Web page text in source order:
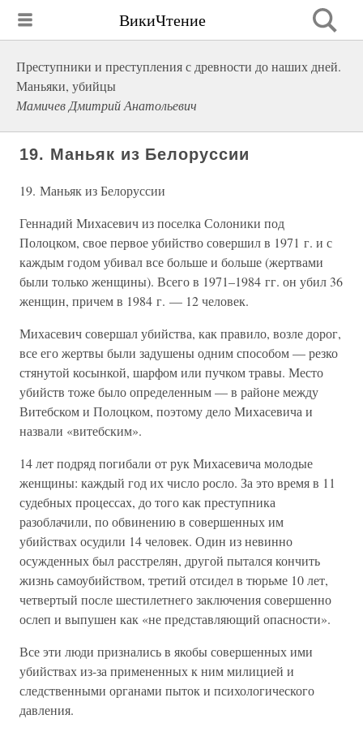
ВикиЧтение
Преступники и преступления с древности до наших дней.
Маньяки, убийцы
Мамичев Дмитрий Анатольевич
19. Маньяк из Белоруссии
19. Маньяк из Белоруссии
Геннадий Михасевич из поселка Солоники под
Полоцком, свое первое убийство совершил в 1971 г. и с
каждым годом убивал все больше и больше (жертвами
были только женщины). Всего в 1971–1984 гг. он убил 36
женщин, причем в 1984 г. — 12 человек.
Михасевич совершал убийства, как правило, возле дорог,
все его жертвы были задушены одним способом — резко
стянутой косынкой, шарфом или пучком травы. Место
убийств тоже было определенным — в районе между
Витебском и Полоцком, поэтому дело Михасевича и
назвали «витебским».
14 лет подряд погибали от рук Михасевича молодые
женщины: каждый год их число росло. За это время в 11
судебных процессах, до того как преступника
разоблачили, по обвинению в совершенных им
убийствах осудили 14 человек. Один из невинно
осужденных был расстрелян, другой пытался кончить
жизнь самоубийством, третий отсидел в тюрьме 10 лет,
четвертый после шестилетнего заключения совершенно
ослеп и выпушен как «не представляющий опасности».
Все эти люди признались в якобы совершенных ими
убийствах из-за примененных к ним милицией и
следственными органами пыток и психологического
давления.